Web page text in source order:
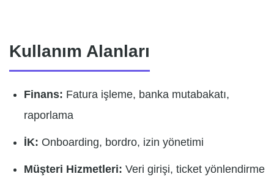
Kullanım Alanları
Finans: Fatura işleme, banka mutabakatı,
raporlama
İK: Onboarding, bordro, izin yönetimi
Müşteri Hizmetleri: Veri girişi, ticket yönlendirme